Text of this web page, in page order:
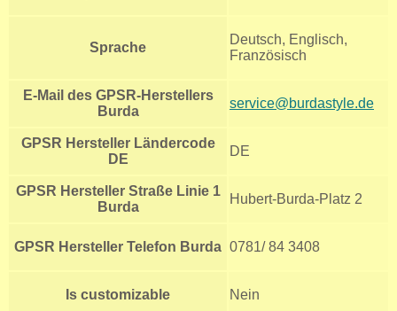
Sprache
Deutsch, Englisch,
Französisch
E-Mail des GPSR-Herstellers
Burda
service@burdastyle.de
GPSR Hersteller Ländercode
DE
DE
GPSR Hersteller Straße Linie 1
Burda
Hubert-Burda-Platz 2
GPSR Hersteller Telefon Burda 0781/ 84 3408
Is customizable Nein